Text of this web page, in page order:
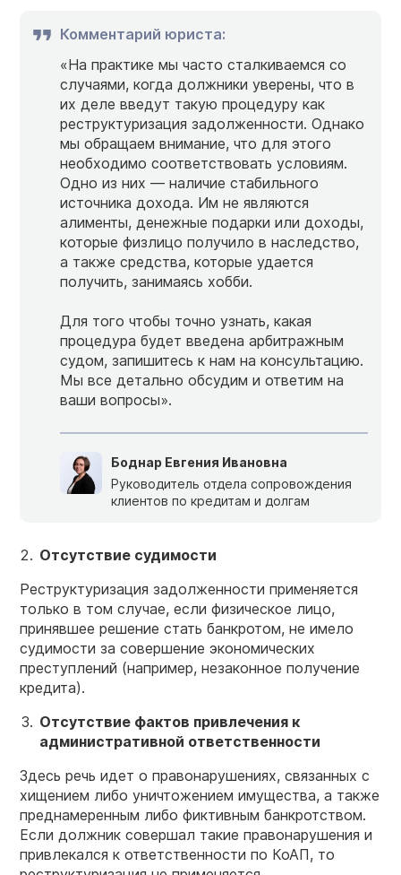
Комментарий юриста:
«На практике мы часто сталкиваемся со
случаями, когда должники уверены, что в
их деле введут такую процедуру как
реструктуризация задолженности. Однако
мы обращаем внимание, что для этого
необходимо соответствовать условиям.
Одно из них — наличие стабильного
источника дохода. Им не являются
алименты, денежные подарки или доходы,
которые физлицо получило в наследство,
а также средства, которые удается
получить, занимаясь хобби.
Для того чтобы точно узнать, какая
процедура будет введена арбитражным
судом, запишитесь к нам на консультацию.
Мы все детально обсудим и ответим на
ваши вопросы».
Боднар Евгения Ивановна
Руководитель отдела сопровождения
клиентов по кредитам и долгам
Отсутствие судимости
Реструктуризация задолженности применяется
только в том случае, если физическое лицо,
принявшее решение стать банкротом, не имело
судимости за совершение экономических
преступлений (например, незаконное получение
кредита).
Отсутствие фактов привлечения к
административной ответственности
Здесь речь идет о правонарушениях, связанных с
хищением либо уничтожением имущества, а также
преднамеренным либо фиктивным банкротством.
Если должник совершал такие правонарушения и
привлекался к ответственности по КоАП, то